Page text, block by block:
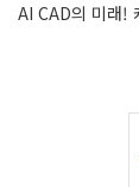
AI CAD의 미래!